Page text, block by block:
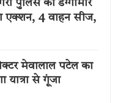
पुलिस का डग्गामार
एक्शन, 4 वाहन सीज,
मेवालाल पटेल का
यात्रा से गूंजा